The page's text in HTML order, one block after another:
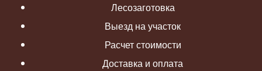
Лесозаготовка
Выезд на участок
Расчет стоимости
Доставка и оплата